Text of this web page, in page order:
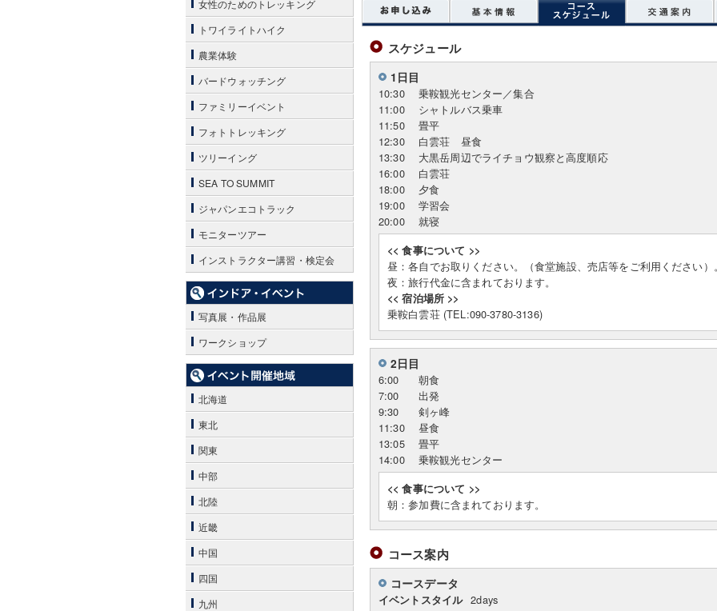
スケジュール
1日目
10:30
乗鞍観光センター／集合
11:00
シャトルバス乗車
11:50
畳平
12:30
白雲荘 昼食
13:30
大黒岳周辺でライチョウ観察と高度順応
16:00
白雲荘
18:00
夕食
19:00
学習会
20:00
就寝
<< 食事について >>
昼：各自でお取りください。（食堂施設、売店等をご利用ください）
夜：旅行代金に含まれております。
<< 宿泊場所 >>
乗鞍白雲荘 (TEL:090-3780-3136)
2日目
6:00
朝食
7:00
出発
9:30
剣ヶ峰
11:30
昼食
13:05
畳平
14:00
乗鞍観光センター
<< 食事について >>
朝：参加費に含まれております。
コース案内
コースデータ
イベントスタイル 2days
女性のためのトレッキング
トワイライトハイク
農業体験
バードウォッチング
ファミリーイベント
フォトトレッキング
ツリーイング
SEA TO SUMMIT
ジャパンエコトラック
モニターツアー
インストラクター講習・検定会
写真展・作品展
ワークショップ
北海道
東北
関東
中部
北陸
近畿
中国
四国
九州